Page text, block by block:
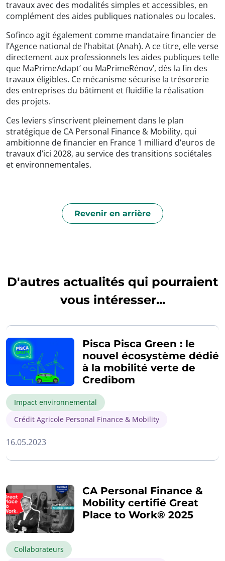
travaux avec des modalités simples et accessibles, en
complément des aides publiques nationales ou locales.
Sofinco agit également comme mandataire financier de
l’Agence national de l’habitat (Anah). A ce titre, elle verse
directement aux professionnels les aides publiques telle
que MaPrimeAdapt’ ou MaPrimeRénov’, dès la fin des
travaux éligibles. Ce mécanisme sécurise la trésorerie
des entreprises du bâtiment et fluidifie la réalisation
des projets.
Ces leviers s’inscrivent pleinement dans le plan
stratégique de CA Personal Finance & Mobility, qui
ambitionne de financier en France 1 milliard d’euros de
travaux d’ici 2028, au service des transitions sociétales
et environnementales.
Revenir en arrière
D'autres actualités qui pourraient
vous intéresser...
Pisca Pisca Green : le
nouvel écosystème dédié
à la mobilité verte de
Credibom
Impact environnemental
Crédit Agricole Personal Finance & Mobility
16.05.2023
CA Personal Finance &
Mobility certifié Great
Place to Work® 2025
Collaborateurs